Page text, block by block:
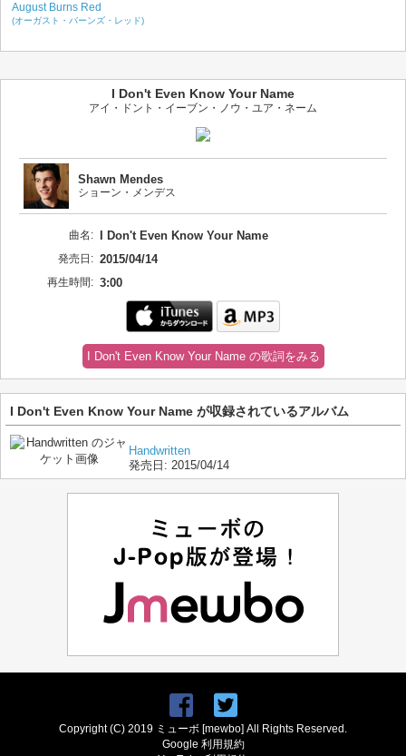
August Burns Red
(オーガスト・バーンズ・レッド)
I Don't Even Know Your Name
アイ・ドント・イーブン・ノウ・ユア・ネーム
Shawn Mendes
ショーン・メンデス
曲名: I Don't Even Know Your Name
発売日: 2015/04/14
再生時間: 3:00
I Don't Even Know Your Name の歌詞をみる
I Don't Even Know Your Name が収録されているアルバム
Handwritten
発売日: 2015/04/14
Copyright (C) 2019 ミューボ [mewbo] All Rights Reserved.
Google 利用規約